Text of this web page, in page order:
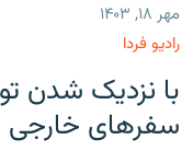
مهر ۱۸, ۱۴۰۳
رادیو فردا
با نزدیک شدن
سفرهای خارجی